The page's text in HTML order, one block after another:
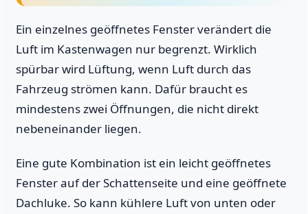
Ein einzelnes geöffnetes Fenster verändert die
Luft im Kastenwagen nur begrenzt. Wirklich
spürbar wird Lüftung, wenn Luft durch das
Fahrzeug strömen kann. Dafür braucht es
mindestens zwei Öffnungen, die nicht direkt
nebeneinander liegen.
Eine gute Kombination ist ein leicht geöffnetes
Fenster auf der Schattenseite und eine geöffnete
Dachluke. So kann kühlere Luft von unten oder